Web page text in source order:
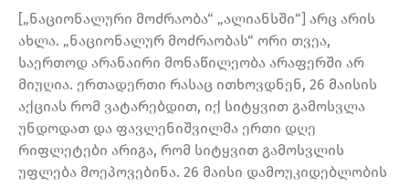
[„ნაციონალური მოძრაობა“ „ალიანსში“] არც არის
ახლა. „ნაციონალურ მოძრაობას“ ორი თვეა,
საერთოდ არანაირი მონაწილეობა არაფერში არ
მიუღია. ერთადერთი რასაც ითხოვდნენ, 26 მაისის
აქციას რომ ვატარებდით, იქ სიტყვით გამოსვლა
უნდოდათ და ფავლენიშვილმა ერთი დღე
რიფლეტები არიგა, რომ სიტყვით გამოსვლის
უფლება მოეპოვებინა. 26 მაისი დამოუკიდებლობის